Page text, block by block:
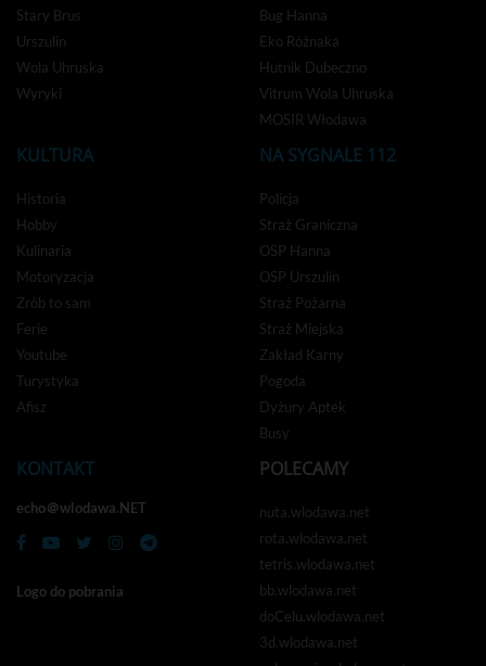
Stary Brus
Urszulin
Wola Uhruska
Wyryki
Bug Hanna
Eko Różnaka
Hutnik Dubeczno
Vitrum Wola Uhruska
MOSIR Włodawa
KULTURA
Historia
Hobby
Kulinaria
Motoryzacja
Zrób to sam
Ferie
Youtube
Turystyka
Afisz
NA SYGNALE 112
Policja
Straż Graniczna
OSP Hanna
OSP Urszulin
Straż Pożarna
Straż Miejska
Zakład Karny
Pogoda
Dyżury Aptek
Busy
KONTAKT
echo＠wlodawa.NET
Logo do pobrania
POLECAMY
nuta.wlodawa.net
rota.wlodawa.net
tetris.wlodawa.net
bb.wlodawa.net
doCelu.wlodawa.net
3d.wlodawa.net